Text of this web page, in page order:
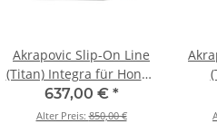
Akrapovic Slip-On Line
(Titan) Integra für Honda
Integra - BJ. 2012 > 2020
(S-H7SO2-HRT)
637,00 € *
Alter Preis:850,00 €